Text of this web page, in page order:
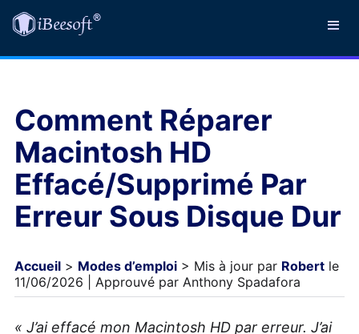
Comment Réparer
Macintosh HD
Effacé/Supprimé Par
Erreur Sous Disque Dur
Accueil> Modes d’emploi> Mis à jour par Robertle
11/06/2026 | Approuvé par Anthony Spadafora
« J’ai effacé mon Macintosh HD par erreur. J’ai